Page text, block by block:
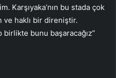
Karşıyaka’nın bu stada çok
ve haklı bir direniştir.
birlikte bunu başaracağız”